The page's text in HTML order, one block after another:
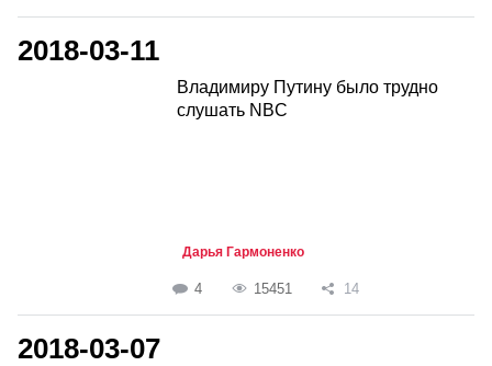
2018-03-11
Владимиру Путину было трудно
слушать NBC
Дарья Гармоненко
4 15451 14
2018-03-07